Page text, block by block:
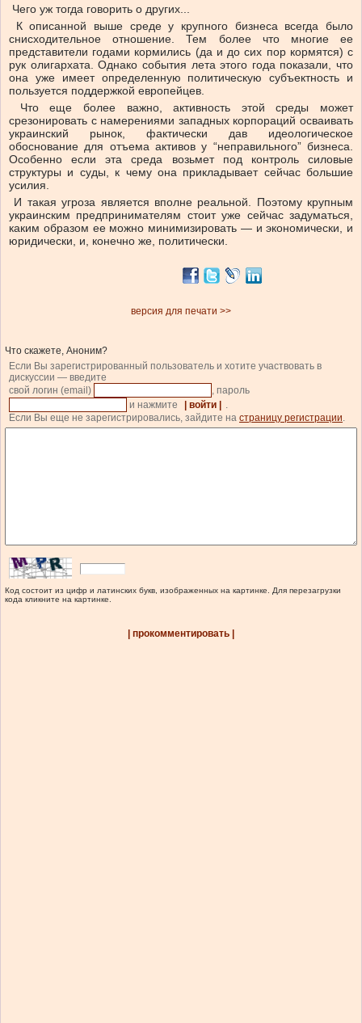
Чего уж тогда говорить о других...
К описанной выше среде у крупного бизнеса всегда было
снисходительное отношение. Тем более что многие ее
представители годами кормились (да и до сих пор кормятся) с
рук олигархата. Однако события лета этого года показали, что
она уже имеет определенную политическую субъектность и
пользуется поддержкой европейцев.
Что еще более важно, активность этой среды может
срезонировать с намерениями западных корпораций осваивать
украинский рынок, фактически дав идеологическое
обоснование для отъема активов у “неправильного” бизнеса.
Особенно если эта среда возьмет под контроль силовые
структуры и суды, к чему она прикладывает сейчас большие
усилия.
И такая угроза является вполне реальной. Поэтому крупным
украинским предпринимателям стоит уже сейчас задуматься,
каким образом ее можно минимизировать — и экономически, и
юридически, и, конечно же, политически.
версия для печати >>
Что скажете, Аноним?
Если Вы зарегистрированный пользователь и хотите участвовать в
дискуссии — введите
свой логин (email)
, пароль
и нажмите
| войти |
.
Если Вы еще не зарегистрировались, зайдите на страницу регистрации.
Код состоит из цифр и латинских букв, изображенных на картинке. Для перезагрузки
кода кликните на картинке.
| прокомментировать |